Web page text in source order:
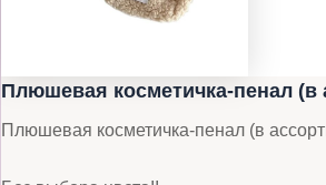
Плюшевая косметичка-пенал (в
Плюшевая косметичка-пенал (в